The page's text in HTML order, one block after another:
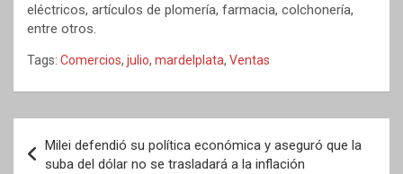
eléctricos, artículos de plomería, farmacia, colchonería,
entre otros.
Tags: Comercios, julio, mardelplata, Ventas
de
Milei defendió su política económica y aseguró que la
suba del dólar no se trasladará a la inflación